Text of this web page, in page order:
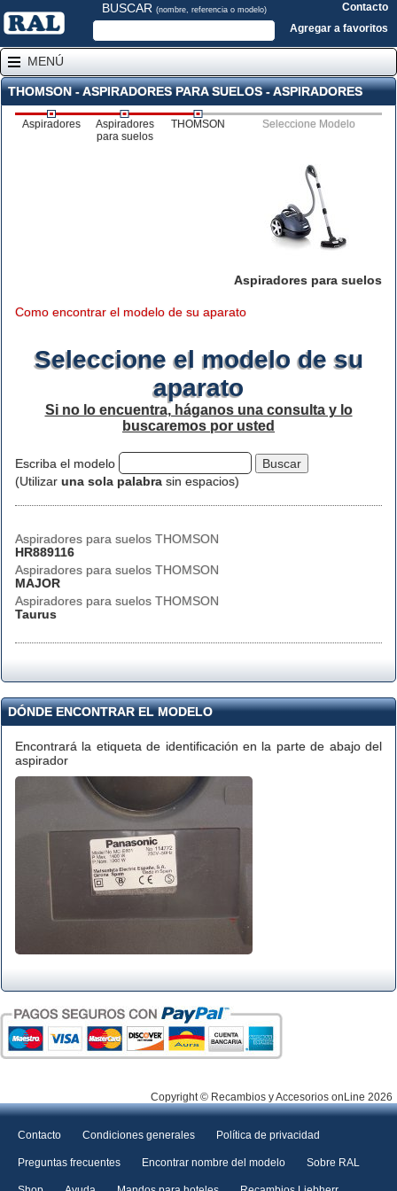
BUSCAR (nombre, referencia o modelo)
Contacto
Agregar a favoritos
MENÚ
THOMSON - ASPIRADORES PARA SUELOS - ASPIRADORES
Aspiradores
Aspiradores
para suelos
THOMSON Seleccione Modelo
Aspiradores para suelos
Como encontrar el modelo de su aparato
Seleccione el modelo de su
aparato
Si no lo encuentra, háganos una consulta y lo
buscaremos por usted
Escriba el modelo
(Utilizar una sola palabra sin espacios)
Aspiradores para suelos THOMSON
HR889116
Aspiradores para suelos THOMSON
MAJOR
Aspiradores para suelos THOMSON
Taurus
DÓNDE ENCONTRAR EL MODELO
Encontrará la etiqueta de identificación en la parte de abajo del
aspirador
Copyright © Recambios y Accesorios onLine 2026
Contacto Condiciones generales Política de privacidad
Preguntas frecuentes Encontrar nombre del modelo Sobre RAL